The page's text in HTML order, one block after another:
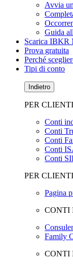
Avvia
Guida
Scarica IBKR
Prova gratuita
Perché
Tipi di conto
Indietro
PER
Conti
Conti
Conti
Conti
Conti
PER
Pagina
CONTI
Family
CONTI